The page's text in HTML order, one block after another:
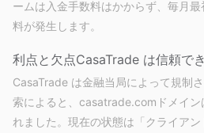
ームは入金手数料はかからず、毎月
料が発生します。
利点と欠点CasaTrade は信頼で
CasaTrade は金融当局によって規制
索によると、casatrade.comドメイ
れました。現在の状態は「クライア